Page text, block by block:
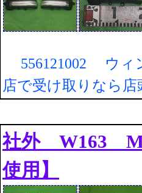
556121002 ウィ
店で受け取りなら店
社外 W163 M
使用】